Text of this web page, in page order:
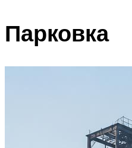
Парковка